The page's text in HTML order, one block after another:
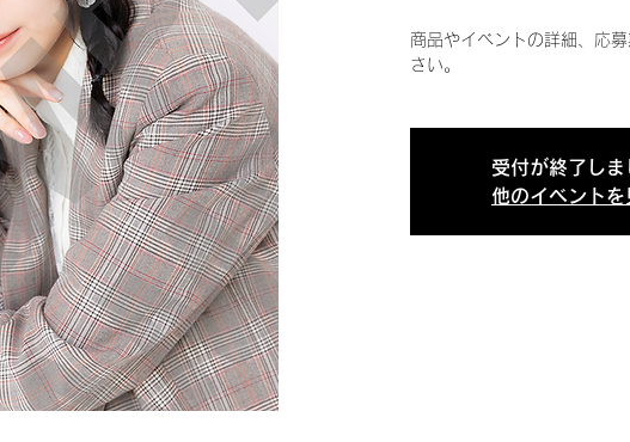
商品やイベントの詳細、応
さい。
受付が終了しま
他のイベントを